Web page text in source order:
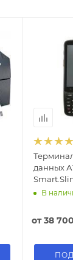
данных
В
от38